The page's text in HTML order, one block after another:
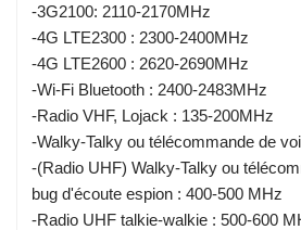
-3G2100: 2110-2170MHz
-4G LTE2300 : 2300-2400MHz
-4G LTE2600 : 2620-2690MHz
-Wi-Fi Bluetooth : 2400-2483MHz
-Radio VHF, Lojack : 135-200MHz
-Walky-Talky ou télécommande de
-(Radio UHF) Walky-Talky ou
bug d'écoute espion : 400-500 MHz
-Radio UHF talkie-walkie : 500-600